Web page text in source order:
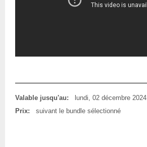
Valable jusqu'au:
lundi, 02 décembre 2024
Prix:
suivant le bundle sélectionné